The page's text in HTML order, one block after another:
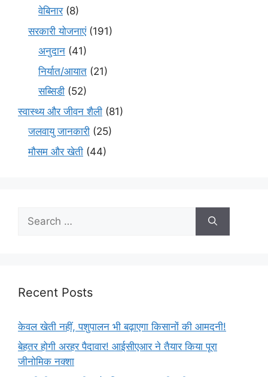
वेबिनार(8)
सरकारी योजनाएं(191)
अनुदान (41)
निर्यात/आयात (21)
सब्सिडी (52)
स्वास्थ्य और जीवन शैली (81)
जलवायु जानकारी (25)
मौसम और खेती (44)
Recent Posts
केवल खेती नहीं, पशुपालन भी बढ़ाएगा किसानों की आमदनी!
बेहतर होगी अरहर पैदावार! आईसीएआर ने तैयार किया पूरा
जीनोमिक नक्शा